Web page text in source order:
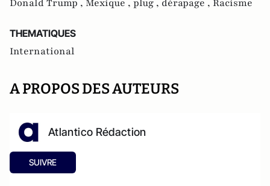
Donald Trump , Mexique , plug , dérapage , Racisme
THEMATIQUES
International
A PROPOS DES AUTEURS
Atlantico Rédaction
SUIVRE